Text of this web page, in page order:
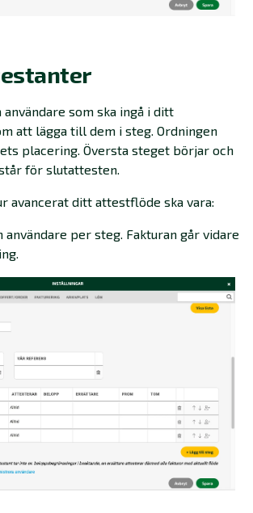
användare som ska ingå i ditt
att lägga till dem i steg. Ordningen
placering. Översta steget börjar och
för slutattesten.
avancerat ditt attestflöde ska vara:
användare per steg. Fakturan går vidare